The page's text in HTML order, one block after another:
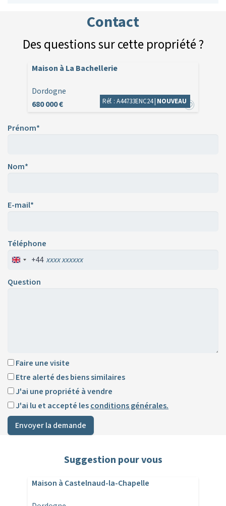
Contact
Des questions sur cette propriété ?
Maison à La Bachellerie
Dordogne
680 000 €
Réf. : A44733ENC24 | NOUVEAU
Prénom*
Nom*
E-mail*
Téléphone
+44
Question
Faire une visite
Etre alerté des biens similaires
J'ai une propriété à vendre
J'ai lu et accepté lesconditions générales.
Envoyer la demande
Suggestion pour vous
Maison à Castelnaud-la-Chapelle